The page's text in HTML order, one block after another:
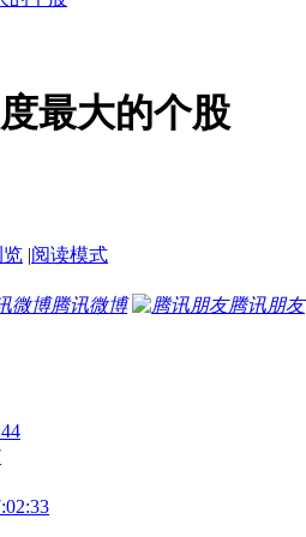
最大的个股
览 |阅读模式
腾讯微博
腾讯朋友